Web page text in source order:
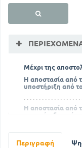
Μέχρι της
Η αποστασία από
υποστήριξη από
Η αποστασία από
υποστήριξη από
στην εκκλησία
Περιγραφή